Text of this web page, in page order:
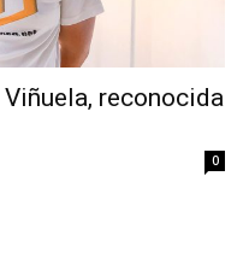
reconocida
0